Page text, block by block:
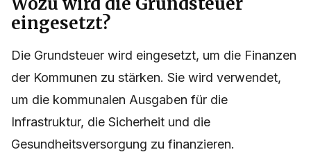
eingesetzt?
Die Grundsteuer wird eingesetzt, um die Finanzen
der Kommunen zu stärken. Sie wird verwendet,
um die kommunalen Ausgaben für die
Infrastruktur, die Sicherheit und die
Gesundheitsversorgung zu finanzieren.